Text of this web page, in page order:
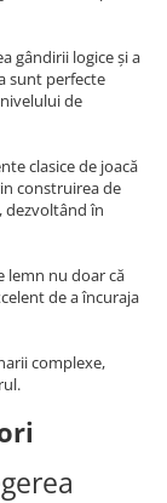
gândirii logice și a
sunt perfecte
de
clasice de joacă
construirea de
dezvoltând în
lemn nu doar că
de a încuraja
complexe,